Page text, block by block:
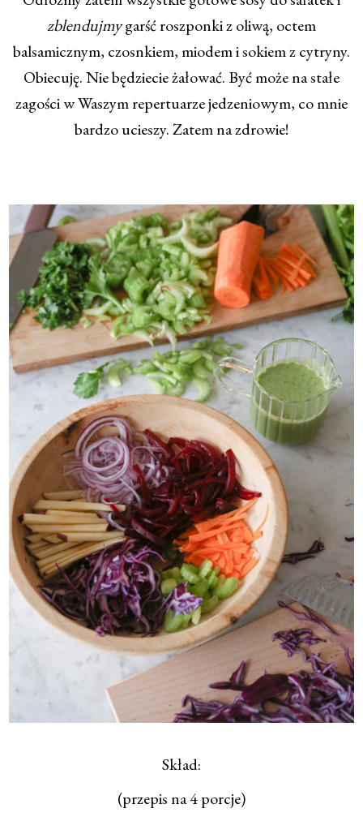
zblendujmygarść roszponki z oliwą, octem
balsamicznym, czosnkiem, miodem i sokiem z cytryny.
Obiecuję. Nie będziecie żałować. Być może na stałe
zagości w Waszym repertuarze jedzeniowym, co mnie
bardzo ucieszy. Zatem na zdrowie!
Skład:
(przepis na 4 porcje)